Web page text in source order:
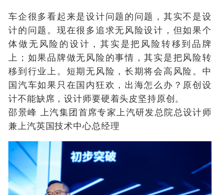
车企很多看起来是设计问题的问题，其实不是设
计的问题。现在很多追求无风险设计，但如果个
体做无风险的设计，其实是把风险转移到品牌
上；如果品牌做无风险的事情，其实是把风险转
移到行业上。短期无风险，长期将会高风险。中
国汽车如果只在国内狂欢，出海怎么办？原创设
计不能缺席，设计师要硬着头皮坚持原创。
邵景峰 上汽集团首席专家上汽研发总院总设计师
兼上汽英国技术中心总经理